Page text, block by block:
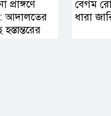
আদালতের
বেগম
ধারা